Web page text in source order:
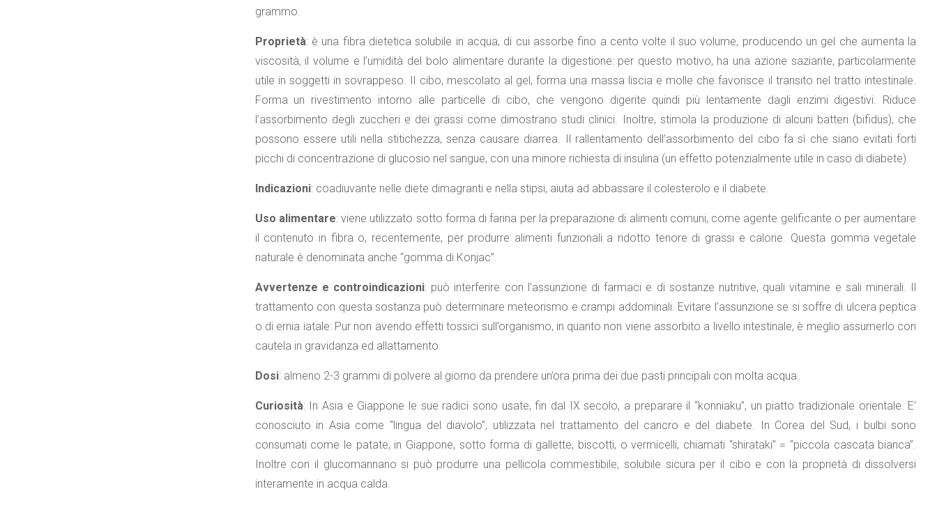
grammo.
Proprietà: è una fibra dietetica solubile in acqua, di cui assorbe fino a cento volte il suo volume, producendo un gel che aumenta la
viscosità, il volume e l’umidità del bolo alimentare durante la digestione: per questo motivo, ha una azione saziante, particolarmente
utile in soggetti in sovrappeso. Il cibo, mescolato al gel, forma una massa liscia e molle che favorisce il transito nel tratto intestinale.
Forma un rivestimento intorno alle particelle di cibo, che vengono digerite quindi più lentamente dagli enzimi digestivi. Riduce
l’assorbimento degli zuccheri e dei grassi come dimostrano studi clinici. Inoltre, stimola la produzione di alcuni batteri (bifidus), che
possono essere utili nella stitichezza, senza causare diarrea. Il rallentamento dell’assorbimento del cibo fa sì che siano evitati forti
picchi di concentrazione di glucosio nel sangue, con una minore richiesta di insulina (un effetto potenzialmente utile in caso di diabete).
Indicazioni: coadiuvante nelle diete dimagranti e nella stipsi, aiuta ad abbassare il colesterolo e il diabete.
Uso alimentare: viene utilizzato sotto forma di farina per la preparazione di alimenti comuni, come agente gelificante o per aumentare
il contenuto in fibra o, recentemente, per produrre alimenti funzionali a ridotto tenore di grassi e calorie. Questa gomma vegetale
naturale è denominata anche “gomma di Konjac”.
Avvertenze e controindicazioni: può interferire con l’assunzione di farmaci e di sostanze nutritive, quali vitamine e sali minerali. Il
trattamento con questa sostanza può determinare meteorismo e crampi addominali. Evitare l’assunzione se si soffre di ulcera peptica
o di ernia iatale: Pur non avendo effetti tossici sull’organismo, in quanto non viene assorbito a livello intestinale, è meglio assumerlo con
cautela in gravidanza ed allattamento.
Dosi: almeno 2-3 grammi di polvere al giorno da prendere un’ora prima dei due pasti principali con molta acqua.
Curiosità: In Asia e Giappone le sue radici sono usate, fin dal IX secolo, a preparare il “konniaku”, un piatto tradizionale orientale. E’
conosciuto in Asia come “lingua del diavolo”, utilizzata nel trattamento del cancro e del diabete. In Corea del Sud, i bulbi sono
consumati come le patate, in Giappone, sotto forma di gallette, biscotti, o vermicelli, chiamati “shirataki” = “piccola cascata bianca”.
Inoltre con il glucomannano si può produrre una pellicola commestibile, solubile sicura per il cibo e con la proprietà di dissolversi
interamente in acqua calda.